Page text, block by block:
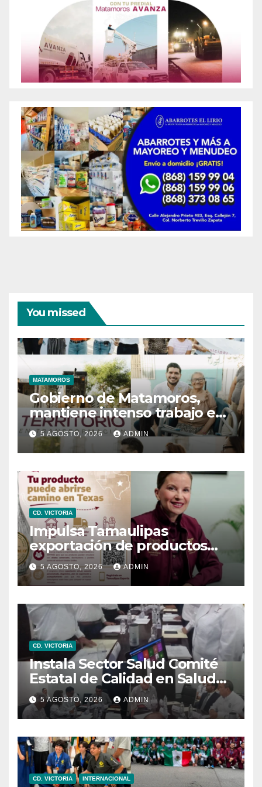
You missed
MATAMOROS
Gobierno de Matamoros,
mantiene intenso trabajo en
territorio
5 AGOSTO, 2026 ADMIN
CD. VICTORIA
Impulsa Tamaulipas
exportación de productos
locales con programa “De
Tamaulipas para Texas,
exportar también es para ti”
5 AGOSTO, 2026 ADMIN
CD. VICTORIA
Instala Sector Salud Comité
Estatal de Calidad en Salud
para garantizar un trato
digno y humanitario a los
pacientes
5 AGOSTO, 2026 ADMIN
CD. VICTORIA INTERNACIONAL